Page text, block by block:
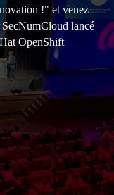
!" et venez
lancé
OpenShift